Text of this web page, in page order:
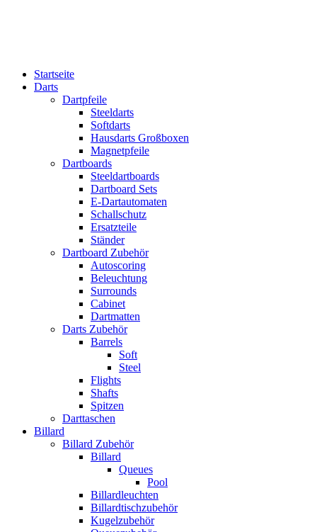
Startseite
Darts
Dartpfeile
Steeldarts
Softdarts
Hausdarts Großboxen
Magnetpfeile
Dartboards
Steeldartboards
Dartboard Sets
E-Dartautomaten
Schallschutz
Ersatzteile
Ständer
Dartboard Zubehör
Autoscoring
Beleuchtung
Surrounds
Cabinet
Dartmatten
Darts Zubehör
Barrels
Soft
Steel
Flights
Shafts
Spitzen
Darttaschen
Billard
Billard Zubehör
Billard
Queues
Pool
Billardleuchten
Billardtischzubehör
Kugelzubehör